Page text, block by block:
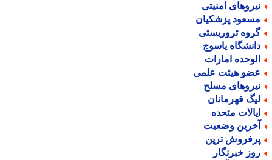
امنیتی
پزشکیان
تروریستی
یاسوج
امارات
هیئت علمی
مسلح
قهرمانان
متحده
وضعیت
ترین
خبرنگار